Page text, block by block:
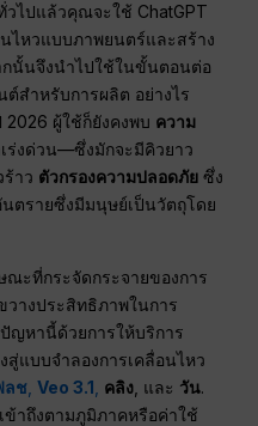
ไปแล้วคุณจะใช้ ChatGPT
ไหวแบบภาพยนตร์และสร้าง
นั้นจึงนำไปใช้ในขั้นตอนต่อ
ต์สำหรับการผลิต อย่างไร
ผู้ใช้ก็ยังคงพบ ความ
ร่งด่วน—ซึ่งมักจะมีคิวยาว
าว ตัวกรองความปลอดภัย ซึ่ง
ตรายซึ่งมีมนุษย์เป็นวัตถุโดย
ะที่กระจัดกระจายของการ
วางประสิทธิภาพในการ
ญหานี้ด้วยการให้บริการ
สู่แบบจำลองการเคลื่อนไหว
ลช Veo 3.1 คลิง , และ วัน.
าถึงตามภูมิภาคหรือค่าใช้